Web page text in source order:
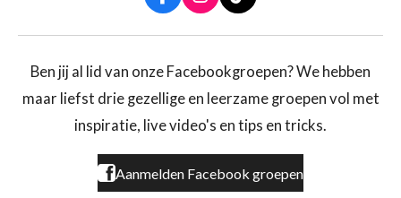
a
c
b
o
k
n
s
a
r
a
i
k
o
Ben jij al lid van onze Facebookgroepen? We hebben
maar liefst drie gezellige en leerzame groepen vol met
inspiratie, live video's en tips en tricks.
Aanmelden Facebook groepen